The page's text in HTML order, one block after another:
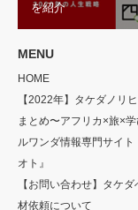
を紹介
MENU
HOME
【2022年】タケダノリ
まとめ〜アフリカ×旅×
ルワンダ情報専門サイト
オト』
【お問い合わせ】タケ
材依頼について